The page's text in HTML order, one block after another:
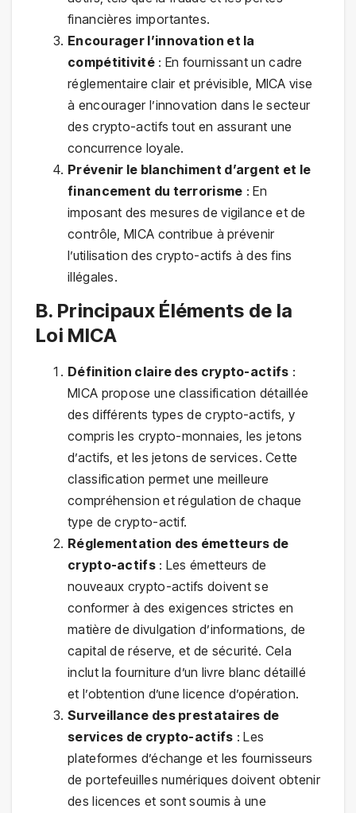
financières importantes.
Encourager l’innovation et la
compétitivité: En fournissant un cadre
réglementaire clair et prévisible, MICA vise
à encourager l’innovation dans le secteur
des crypto-actifs tout en assurant une
concurrence loyale.
Prévenir le blanchiment d’argent et le
financement du terrorisme : En
imposant des mesures de vigilance et de
contrôle, MICA contribue à prévenir
l’utilisation des crypto-actifs à des fins
illégales.
B. Principaux Éléments de la
Loi MICA
Définition claire des crypto-actifs :
MICA propose une classification détaillée
des différents types de crypto-actifs, y
compris les crypto-monnaies, les jetons
d’actifs, et les jetons de services. Cette
classification permet une meilleure
compréhension et régulation de chaque
type de crypto-actif.
Réglementation des émetteurs de
crypto-actifs: Les émetteurs de
nouveaux crypto-actifs doivent se
conformer à des exigences strictes en
matière de divulgation d’informations, de
capital de réserve, et de sécurité. Cela
inclut la fourniture d’un livre blanc détaillé
et l’obtention d’une licence d’opération.
Surveillance des prestataires de
services de crypto-actifs : Les
plateformes d’échange et les fournisseurs
de portefeuilles numériques doivent obtenir
des licences et sont soumis à une